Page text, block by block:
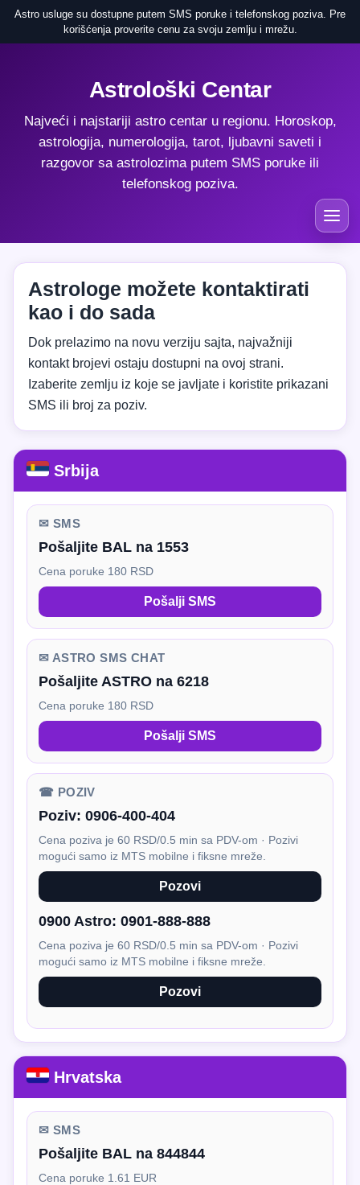
Astro usluge su dostupne putem SMS poruke i telefonskog poziva. Pre
korišćenja proverite cenu za svoju zemlju i mrežu.
Astrološki Centar
Najveći i najstariji astro centar u regionu. Horoskop,
astrologija, numerologija, tarot, ljubavni saveti i
razgovor sa astrolozima putem SMS poruke ili
telefonskog poziva.
Astrologe možete kontaktirati
kao i do sada
Dok prelazimo na novu verziju sajta, najvažniji
kontakt brojevi ostaju dostupni na ovoj strani.
Izaberite zemlju iz koje se javljate i koristite prikazani
SMS ili broj za poziv.
Srbija
✉ SMS
Pošaljite BAL na 1553
Cena poruke 180 RSD
Pošalji SMS
✉ ASTRO SMS CHAT
Pošaljite ASTRO na 6218
Cena poruke 180 RSD
Pošalji SMS
☎ POZIV
Poziv: 0906-400-404
Cena poziva je 60 RSD/0.5 min sa PDV-om · Pozivi
mogući samo iz MTS mobilne i fiksne mreže.
Pozovi
0900 Astro: 0901-888-888
Cena poziva je 60 RSD/0.5 min sa PDV-om · Pozivi
mogući samo iz MTS mobilne i fiksne mreže.
Pozovi
Hrvatska
✉ SMS
Pošaljite BAL na 844844
Cena poruke 1.61 EUR